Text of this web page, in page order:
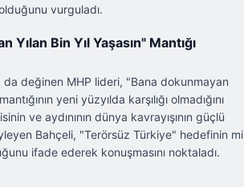
vurguladı.
Yılan Bin Yıl Yaşasın" Mantığı
da değinen MHP lideri, "Bana dokunmayan
yeni yüzyılda karşılığı olmadığını
ve aydınının dünya kavrayışının güçlü
Bahçeli, "Terörsüz Türkiye" hedefinin
ifade ederek konuşmasını noktaladı.